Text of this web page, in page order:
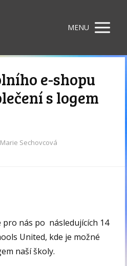
MENU
e-shopu
s logem
Marie Sechovcová
nás po následujících 14
United, kde je možné
naší školy.